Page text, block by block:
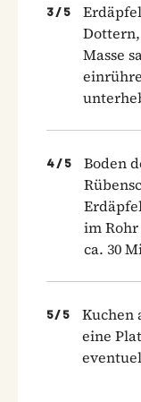
3 / 5
Masse
4 / 5
Boden
im
ca. 30
5/ 5
Kuchen
eine